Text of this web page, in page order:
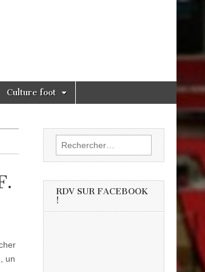
Culture foot
un
Rechercher :
RDV SUR FACEBOOK
!